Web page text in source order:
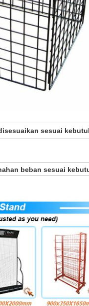
sesuai
beban sesuai